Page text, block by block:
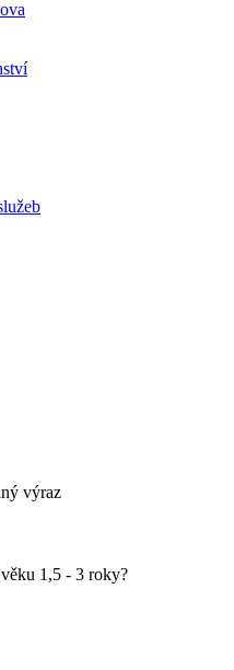
výraz
1,5 - 3 roky?